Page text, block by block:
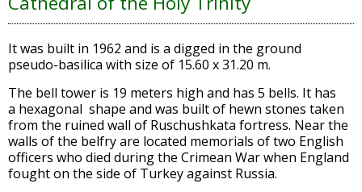
It was built in 1962 and is a digged in the ground
pseudo-basilica with size of 15.60 x 31.20 m.
The bell tower is 19 meters high and has 5 bells. It has
a hexagonal shape and was built of hewn stones taken
from the ruined wall of Ruschushkata fortress. Near the
walls of the belfry are located memorials of two English
officers who died during the Crimean War when England
fought on the side of Turkey against Russia.